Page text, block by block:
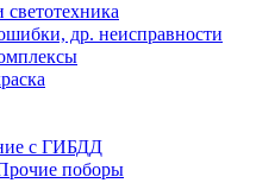
др. неисправности
с ГИБДД
поборы